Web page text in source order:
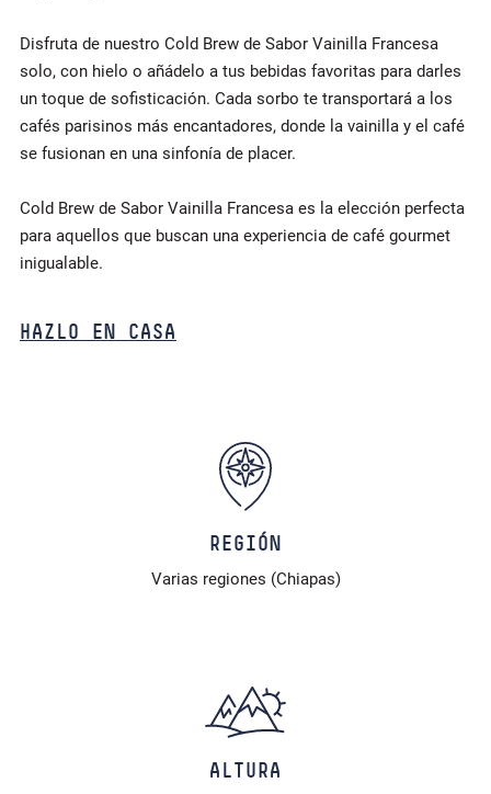
Disfruta de nuestro Cold Brew de Sabor Vainilla Francesa
solo, con hielo o añádelo a tus bebidas favoritas para darles
un toque de sofisticación. Cada sorbo te transportará a los
cafés parisinos más encantadores, donde la vainilla y el café
se fusionan en una sinfonía de placer.
Cold Brew de Sabor Vainilla Francesa es la elección perfecta
para aquellos que buscan una experiencia de café gourmet
inigualable.
HAZLO EN CASA
REGIÓN
Varias regiones (Chiapas)
ALTURA